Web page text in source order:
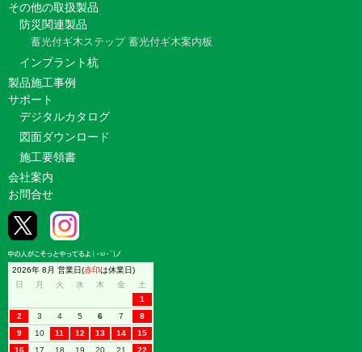
その他の取扱製品
防災関連製品
蓄光付ギ木ステップ 蓄光付ギ木案内板
インプラント杭
製品施工事例
サポート
デジタルカタログ
図面ダウンロード
施工要領書
会社案内
お問合せ
2026年 8月 営業日(赤印は休業日)
日
月 火 水 木 金
土
1
2
3 4 5 6 7
8
9
10 11 12 13 14
15
16
17 18 19 20 21 22